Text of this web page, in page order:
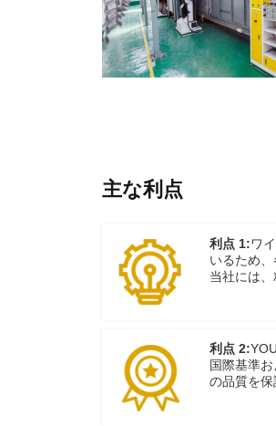
主な利点
利点 1:ワ
いるため
当社には
があり、
利点 2:
国際基準
の品質を
の JIS